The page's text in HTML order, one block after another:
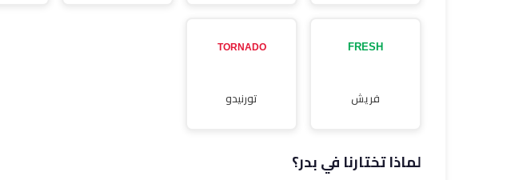
فريش تورنيدو
لماذا تختارنا في بدر؟